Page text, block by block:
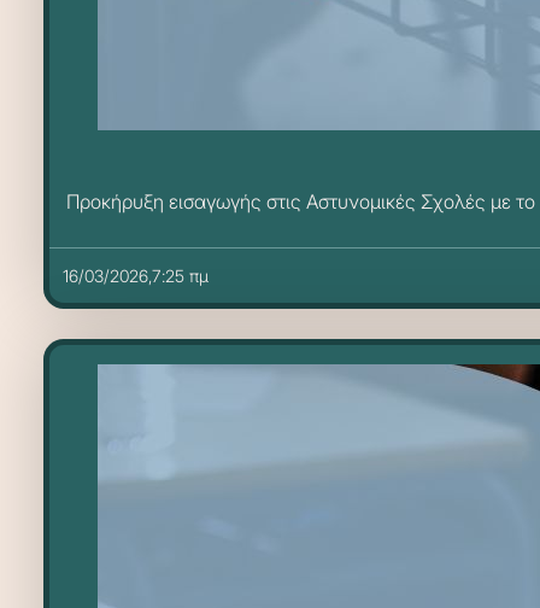
Προκήρυξη εισαγωγής στις Αστυνομικές Σχολές με
16/03/2026,7:25 πμ